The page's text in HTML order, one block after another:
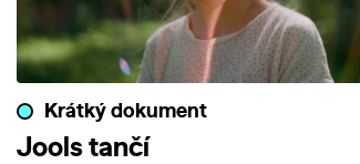
Krátký dokument
Jools tančí